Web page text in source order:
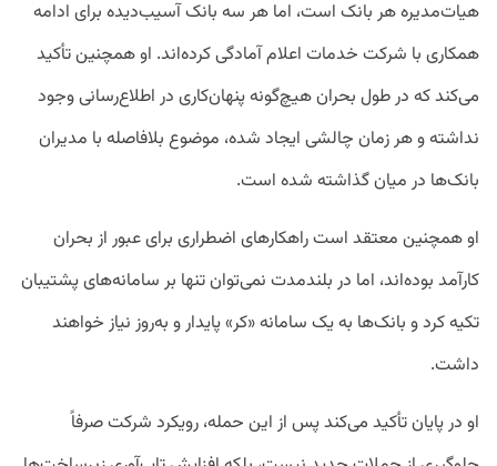
هیات‌مدیره هر بانک است، اما هر سه بانک آسیب‌دیده برای ادامه
همکاری با شرکت خدمات اعلام آمادگی کرده‌اند. او همچنین تأکید
می‌کند که در طول بحران هیچ‌گونه پنهان‌کاری در اطلاع‌رسانی وجود
نداشته و هر زمان چالشی ایجاد شده، موضوع بلافاصله با مدیران
بانک‌ها در میان گذاشته شده است.
او همچنین معتقد است راهکارهای اضطراری برای عبور از بحران
کارآمد بوده‌اند، اما در بلندمدت نمی‌توان تنها بر سامانه‌های پشتیبان
تکیه کرد و بانک‌ها به یک سامانه «کر» پایدار و به‌روز نیاز خواهند
داشت.
او در پایان تأکید می‌کند پس از این حمله، رویکرد شرکت صرفاً